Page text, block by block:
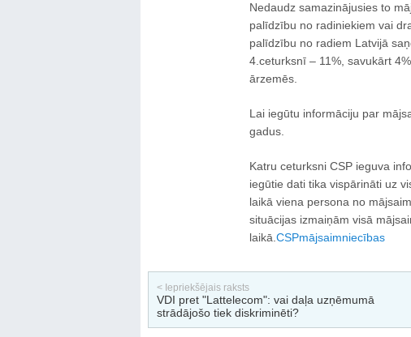
Nedaudz samazinājusies to
palīdzību no radiniekiem vai
palīdzību no radiem Latvijā
4.ceturksnī – 11%, savukārt
ārzemēs.
Lai iegūtu informāciju par
gadus.
Katru ceturksni CSP ieguva
iegūtie dati tika vispārināti uz
laikā viena persona no
situācijas izmaiņām visā
laikā. CSPmājsaimniecības
< Iepriekšējais raksts
VDI pret "Lattelecom": vai daļa uzņēmumā
strādājošo tiek diskriminēti?